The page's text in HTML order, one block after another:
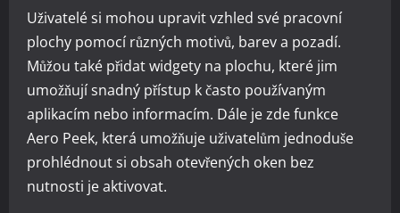
Uživatelé si mohou upravit vzhled své pracovní
plochy pomocí různých motivů, barev a pozadí.
Můžou také přidat widgety na plochu, které jim
umožňují snadný přístup k často používaným
aplikacím nebo informacím. Dále je zde funkce
Aero Peek, která umožňuje uživatelům jednoduše
prohlédnout si obsah otevřených oken bez
nutnosti je aktivovat.